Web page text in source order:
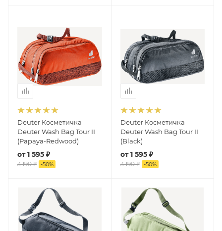
Deuter Косметичка
Deuter Wash Bag Tour II
(Papaya-Redwood)
от1 595 ₽
3 190 ₽ -50%
Deuter Косметичка
Deuter Wash Bag Tour II
(Black)
от1 595 ₽
3 190 ₽ -50%